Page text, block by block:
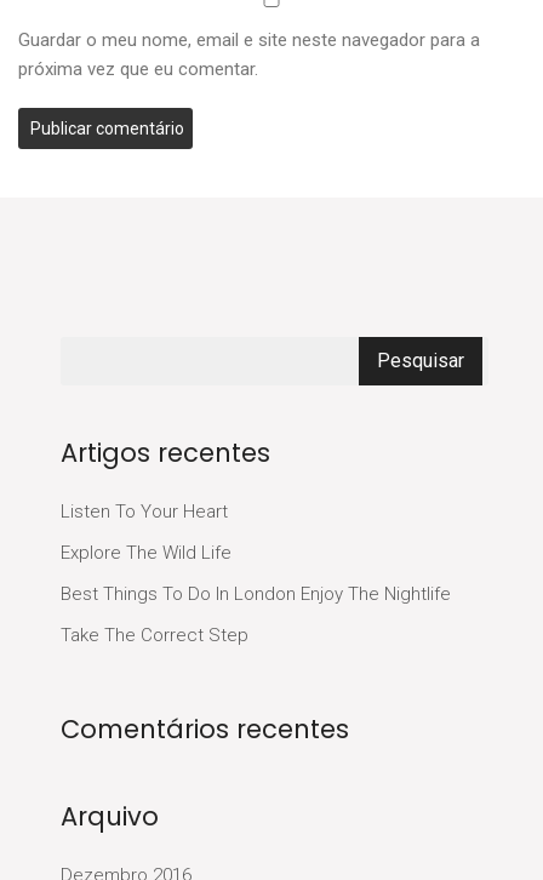
Guardar o meu nome, email e site neste navegador para a
próxima vez que eu comentar.
Artigos recentes
Listen To Your Heart
Explore The Wild Life
Best Things To Do In London Enjoy The Nightlife
Take The Correct Step
Comentários recentes
Arquivo
Dezembro 2016